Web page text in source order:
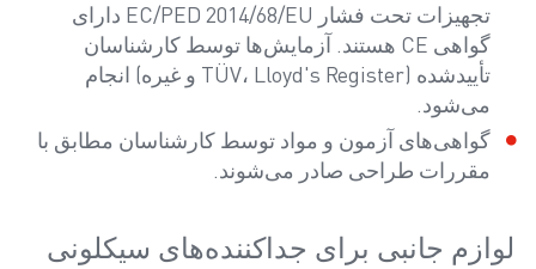
تجهیزات تحت فشار EC/PED 2014/68/EU دارای
گواهی CE هستند. آزمایش‌ها توسط کارشناسان
تأییدشده (TÜV، Lloyd's Register و غیره) انجام
می‌شود.
گواهی‌های آزمون و مواد توسط کارشناسان مطابق با
مقررات طراحی صادر می‌شوند.
لوازم جانبی برای جداکننده‌های سیکلونی